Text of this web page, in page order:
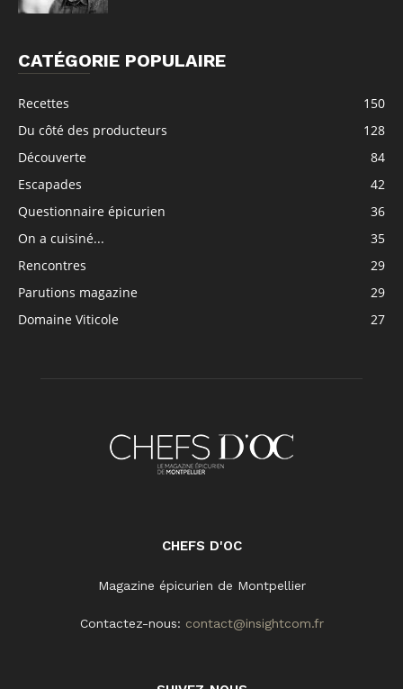
CATÉGORIE POPULAIRE
Recettes
150
Du côté des producteurs
128
Découverte
84
Escapades
42
Questionnaire épicurien
36
On a cuisiné...
35
Rencontres
29
Parutions magazine
29
Domaine Viticole
27
CHEFS D'OC
Magazine épicurien de Montpellier
Contactez-nous: contact@insightcom.fr